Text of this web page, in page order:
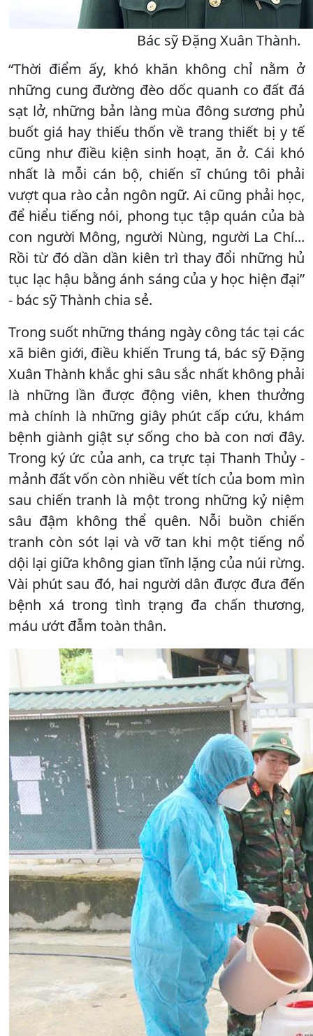
Bác sỹ Đặng Xuân Thành.
“Thời điểm ấy, khó khăn không chỉ nằm ở
những cung đường đèo dốc quanh co đất đá
sạt lở, những bản làng mùa đông sương phủ
buốt giá hay thiếu thốn về trang thiết bị y tế
cũng như điều kiện sinh hoạt, ăn ở. Cái khó
nhất là mỗi cán bộ, chiến sĩ chúng tôi phải
vượt qua rào cản ngôn ngữ. Ai cũng phải học,
để hiểu tiếng nói, phong tục tập quán của bà
con người Mông, người Nùng, người La Chí...
Rồi từ đó dần dần kiên trì thay đổi những hủ
tục lạc hậu bằng ánh sáng của y học hiện đại”
- bác sỹ Thành chia sẻ.
Trong suốt những tháng ngày công tác tại các
xã biên giới, điều khiến Trung tá, bác sỹ Đặng
Xuân Thành khắc ghi sâu sắc nhất không phải
là những lần được động viên, khen thưởng
mà chính là những giây phút cấp cứu, khám
bệnh giành giật sự sống cho bà con nơi đây.
Trong ký ức của anh, ca trực tại Thanh Thủy -
mảnh đất vốn còn nhiều vết tích của bom mìn
sau chiến tranh là một trong những kỷ niệm
sâu đậm không thể quên. Nỗi buồn chiến
tranh còn sót lại và vỡ tan khi một tiếng nổ
dội lại giữa không gian tĩnh lặng của núi rừng.
Vài phút sau đó, hai người dân được đưa đến
bệnh xá trong tình trạng đa chấn thương,
máu ướt đẫm toàn thân.